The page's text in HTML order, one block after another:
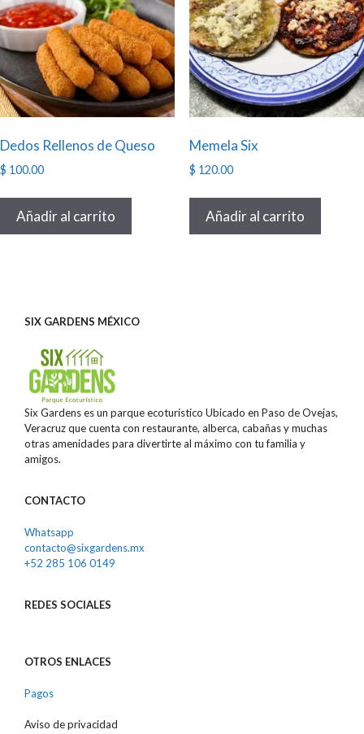
Dedos Rellenos de Queso
$ 100.00
Añadir al carrito
Memela Six
$ 120.00
Añadir al carrito
SIX GARDENS MÉXICO
Six Gardens es un parque ecoturístico Ubicado en Paso de Ovejas,
Veracruz que cuenta con restaurante, alberca, cabañas y muchas
otras amenidades para divertirte al máximo con tu familia y
amigos.
CONTACTO
Whatsapp
contacto@sixgardens.mx
+52 285 106 0149
REDES SOCIALES
OTROS ENLACES
Pagos
Aviso de privacidad